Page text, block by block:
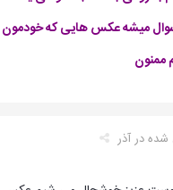
میشه عکس هایی که خودمون هم
ممنون
شده درآذر